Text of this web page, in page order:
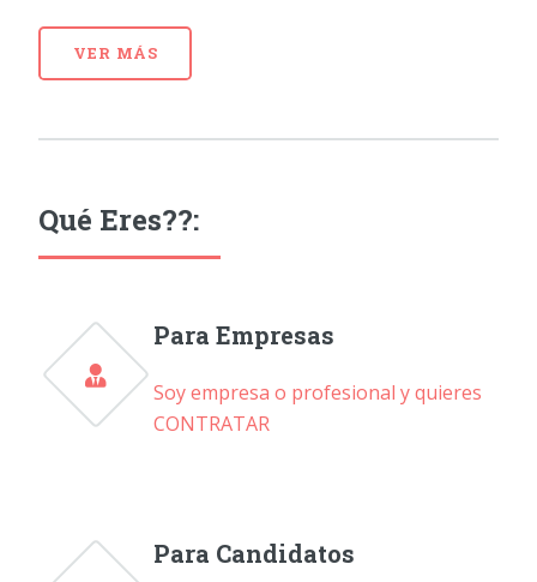
VER MÁS
Qué Eres??:
Para Empresas
Soy empresa o profesional y quieres
CONTRATAR
Para Candidatos